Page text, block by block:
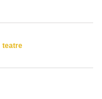
teatre